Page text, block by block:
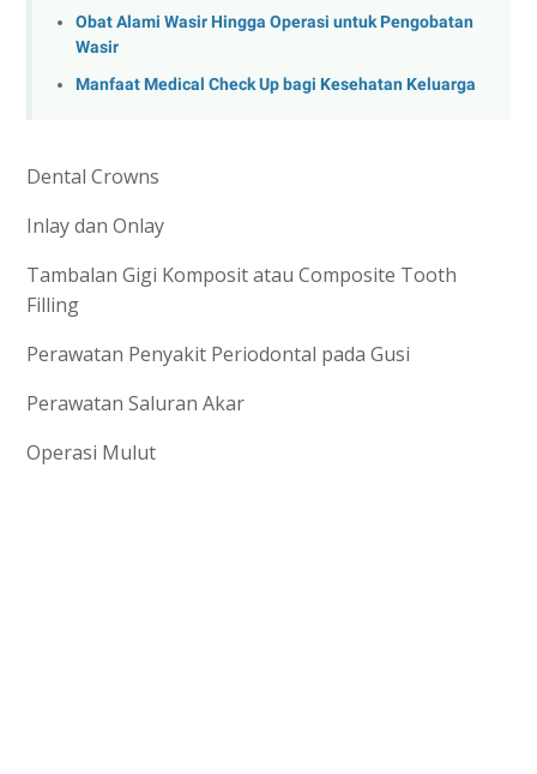
Obat Alami Wasir Hingga Operasi untuk Pengobatan
Wasir
Manfaat Medical Check Up bagi Kesehatan Keluarga
Dental Crowns
Inlay dan Onlay
Tambalan Gigi Komposit atau Composite Tooth
Filling
Perawatan Penyakit Periodontal pada Gusi
Perawatan Saluran Akar
Operasi Mulut